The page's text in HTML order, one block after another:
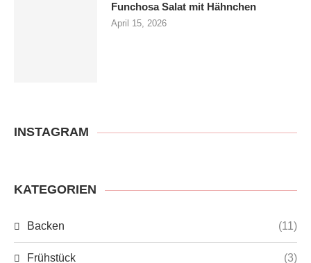
Funchosa Salat mit Hähnchen
April 15, 2026
INSTAGRAM
KATEGORIEN
Backen (11)
Frühstück (3)